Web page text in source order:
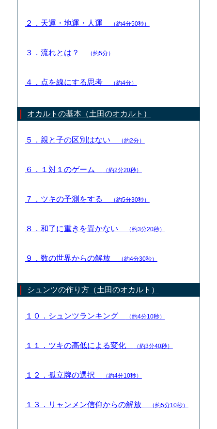
２．天運・地運・人運 （約4分50秒）
３．流れとは？ （約5分）
４．点を線にする思考 （約4分）
オカルトの基本（土田のオカルト）
５．親と子の区別はない （約2分）
６．１対１のゲーム （約2分20秒）
７．ツキの予測をする （約5分30秒）
８．和了に重きを置かない （約3分20秒）
９．数の世界からの解放 （約4分30秒）
シュンツの作り方（土田のオカルト）
１０．シュンツランキング （約4分10秒）
１１．ツキの高低による変化 （約3分40秒）
１２．孤立牌の選択 （約4分10秒）
１３．リャンメン信仰からの解放 （約5分10秒）